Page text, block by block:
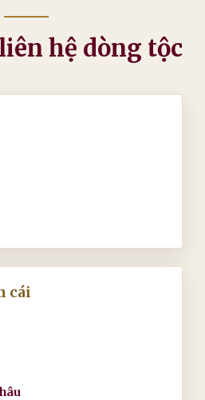
hệ dòng tộc
cái